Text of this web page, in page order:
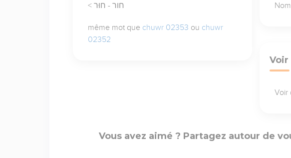
< חור - חוּר
même mot que chuwr 02353 ou chuwr
02352
Voir
Voir
Vous avez aimé ? Partagez autour de